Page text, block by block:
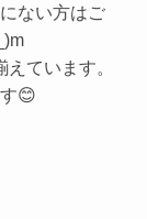
ない方はご
ています。
😊